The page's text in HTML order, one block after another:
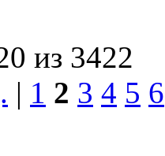
из 3422
| 1 2 3 4 5 6